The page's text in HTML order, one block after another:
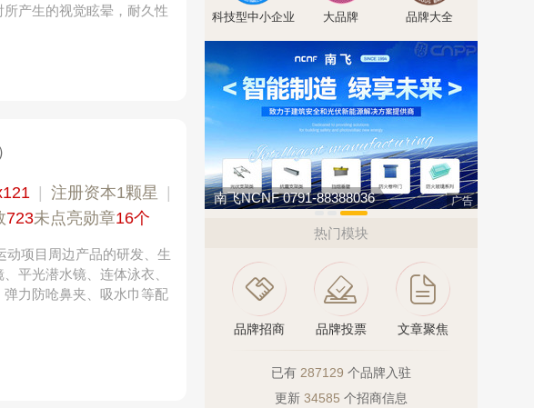
产生的视觉眩晕，耐久性
注册资本1颗星
723未点亮勋章16个
项目周边产品的研发、生
平光潜水镜、连体泳衣、
力防呛鼻夹、吸水巾等配
科技型中小企业 大品牌 品牌大全
4006-026-011 南飞NCNF 0791-88388036 广告
热门模块
品牌招商 品牌投票 文章聚焦
已有 287129 个品牌入驻
更新 34585 个招商信息